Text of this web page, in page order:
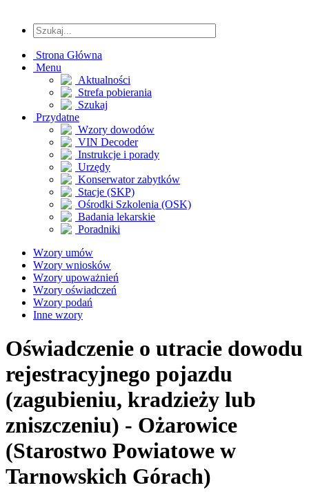
Strona Główna
Menu
Aktualności
Strefa pobierania
Szukaj
Przydatne
Wzory dowodów
VIN Decoder
Instrukcje i porady
Urzędy
Konserwator zabytków
Stacje (SKP)
Ośrodki Szkolenia (OSK)
Badania lekarskie
Poradniki
Wzory umów
Wzory wniosków
Wzory upoważnień
Wzory oświadczeń
Wzory podań
Inne wzory
Oświadczenie o utracie dowodu
rejestracyjnego pojazdu
(zagubieniu, kradzieży lub
zniszczeniu) - Ożarowice
(Starostwo Powiatowe w
Tarnowskich Górach)